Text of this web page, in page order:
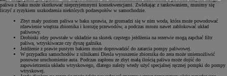
paliwa z baku może skutkować nieprzyjemnymi konsekwencjami. Zwlekając z tankowaniem, musimy się
liczyć z ryzykiem uszkodzenia niektórych podzespołów w samochodzie.
Zbyt mały poziom paliwa w baku sprawia, że gromadzi się w nim woda, która może powodować
rdzewienie wnętrza zbiornika i korozję przewodów, a podczas mrozu nawet zablokować układ
paliwowy.
Drobinki rdzy powstałe w układzie na skutek częstego jeżdżenia na rezerwie mogą zapchać filtr
paliwa, wtryskiwacze czy dyszę gaźnika.
Jeżdżenie z prawie pustym bakiem może doprowadzić do zatarcia pompy paliwowej.
W przypadku samochodów z silnikami Diesla wysuszenie zbiornika do zera może uniemożliwić
ponowne uruchomienie auta. Podczas zapłonu ze zbyt małą ilością paliwa może dojść do
zapowietrzenia układu wtryskowego, dlatego należy wtedy użyć specjalnej ręcznej pompki do pompy
wtryskowej.